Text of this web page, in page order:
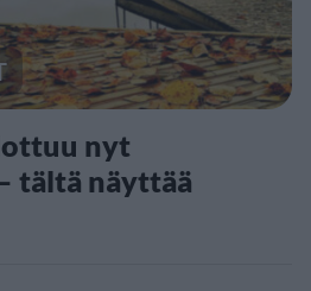
nyt
tältä näyttää